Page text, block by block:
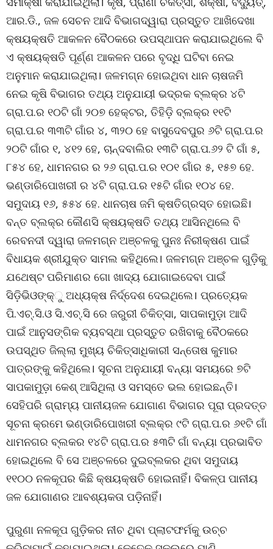
ଆର.ଡି., ଜଳ ସେଚନ ଆଦି ବିଭାଗଦ୍ୱାରା ପ୍ରସ୍ତୁତ ଆଖିଦେଖା
କ୍ଷୟକ୍ଷତି ଆକଳନ ବୈଠକରେ ଉପସ୍ଥାପନ କରାଯାଇଥିଲେ ବି
ଏ କ୍ଷୟକ୍ଷତି ପୂର୍ଣ୍ଣ ଆକଳନ ପରେ ବୃଦ୍ଧି ଘଟିବା ନେଇ
ଅନୁମାନ କରାଯାଇଥିଲା। ଜଳମଗ୍ନ ହୋଇଥିବା ଧାନ ଚାଷଜମି
ନେଇ କୃଷି ବିଭାଗର ତଥ୍ୟ ଅନୁଯାୟୀ ଭଦ୍ରକ ବ୍ଲକ୍‌ର ୪ଟି
ଗ୍ରା.ପ.ର ୧୦ଟି ଗାଁ ୨୦୭ ହେକ୍ଟର, ତିହିଡ଼ି ବ୍ଲକ୍‌ର ୧୧ଟି
ଗ୍ରା.ପ.ର ୩୩ଟି ଗାଁର ୪, ୩୨୦ ହେ ବାସୁଦେବପୁର ୬ଟି ଗ୍ରା.ପ.ର
୨୦ଟି ଗାଁର ୧, ୪୧୨ ହେ, ଚାନ୍ଦବାଲିର ୧୩ଟି ଗ୍ରା.ପ.୬୨ ଟି ଗାଁ ୫,
୮୫୪ ହେ, ଧାମନଗର ର ୨୬ ଗ୍ରା.ପ.ର ୧୦୧ ଗାଁର ୫, ୧୫୭ ହେ.
ଭଣ୍ଡାରିପୋଖରୀ ର ୪ଟି ଗ୍ରା.ପ.ର ୧୫ଟି ଗାଁର ୧୦୪ ହେ.
ସମୁଦାୟ ୧୬, ୫୫୪ ହେ. ଧାନଚାଷ ଜମି କ୍ଷତିଗ୍ରସ୍ତ ହୋଇଛି।
ବନ୍ତ ବ୍ଲକ୍‌ର କୌଣସି କ୍ଷୟକ୍ଷତି ତଥ୍ୟ ଆସିନଥିଲେ ବି
ରେବନଦୀ ଦ୍ୱାରା ଜଳମଗ୍ନ ଅଞ୍ଚଳକୁ ପୁନଃ ନିରୀକ୍ଷଣ ପାଇଁ
ବିଧାୟକ ଶ୍ରୀଯୁକ୍ତ ସାମଲ କହିଥିଲେ। ଜଳମଗ୍ନ ଅଞ୍ଚଳ ଗୁଡ଼ିକୁ
ଯଥେଷ୍ଟ ପରିମାଣର ଗୋ ଖାଦ୍ୟ ଯୋଗାଇଦେବା ପାଇଁ
ସିଡ଼ିଭିଓଙ୍କ୍‌ୁ ଅଧ୍ୟକ୍ଷ ନିର୍ଦ୍ଦେଶ ଦେଇଥିଲେ। ପ୍ରତ୍ୟେକ
ପି.ଏଚ୍‌.ସି.ଓ ସି.ଏଚ୍‌.ସି ରେ ଜରୁରୀ ଚିକିତ୍ସା, ସାପକାମୁଡ଼ା ଆଦି
ପାଇଁ ଆନୁସଙ୍ଗିକ ବ୍ୟବସ୍ଥା ପ୍ରସ୍ତୁତ ରଖିବାକୁ ବୈଠକରେ
ଉପସ୍ଥିତ ଜିଲ୍ଲା ମୁଖ୍ୟ ଚିକିତ୍ସାଧିକାରୀ ସନ୍ତୋଷ କୁମାର
ପାତ୍ରଙ୍କୁ କହିଥିଲେ। ସୂଚନା ଅନୁଯାୟୀ ବନ୍ୟା ସମୟରେ ୭ଟି
ସାପକାମୁଡ଼ା କେଶ୍ ଆସିଥିଲା ଓ ସମସ୍ତେ ଭଲ ହୋଇଛନ୍ତି।
ସେହିପରି ଗ୍ରାମ୍ୟ ପାନୀୟଜଳ ଯୋଗାଣ ବିଭାଗର ପୂରା ପ୍ରଦତ୍ତ
ସୂଚନା କ୍ରମେ ଭଣ୍ଡାରିପୋଖରୀ ବ୍ଲକ୍‌ର ୯ଟି ଗ୍ରା.ପ.ର ୬୧ଟି ଗାଁ
ଧାମନଗର ବ୍ଲକର ୧୪ଟି ଗ୍ରା.ପ.ର ୫୩ଟି ଗାଁ ବନ୍ୟା ପ୍ରଭାବିତ
ହୋଇଥିଲେ ବି ସେ ଅଞ୍ଚଳରେ ଦୁଇବ୍ଲକର ଥିବା ସମୁଦାୟ
୧୧୦୦ ନଳକୂପର କିଛି କ୍ଷୟକ୍ଷତି ହୋଇନାହିଁ। ବିକଳ୍ପ ପାନୀୟ
ଜଳ ଯୋଗାଣର ଆବଶ୍ୟକତା ପଡ଼ିନାହିଁ।
ପୁରୁଣା ନଳକୂପ ଗୁଡ଼ିକର ନୀଚ ଥିବା ପ୍ଲାଟଫର୍ମକୁ ଉଚ୍ଚ